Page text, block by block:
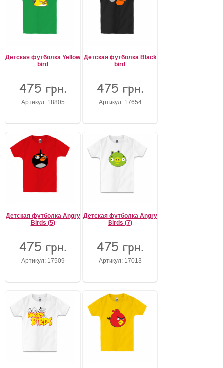
Детская футболка Yellow
bird
475 грн.
Артикул: 18805
Детская футболка Black
bird
475 грн.
Артикул: 17654
Детская футболка Angry
Birds (5)
475 грн.
Артикул: 17509
Детская футболка Angry
Birds (7)
475 грн.
Артикул: 17013